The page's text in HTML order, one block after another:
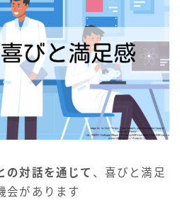
の対話を通じて 、喜びと満足
会があります